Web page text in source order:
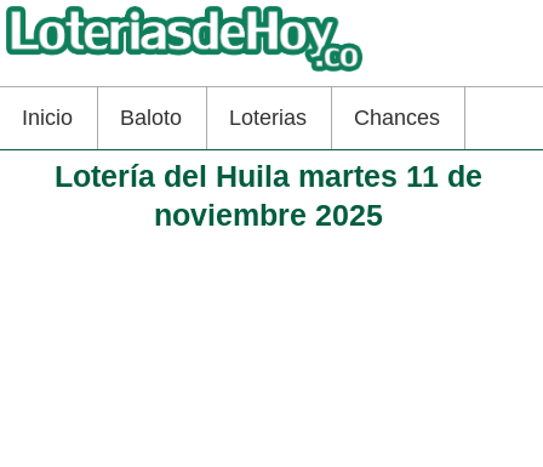
Inicio Baloto Loterias Chances
Lotería del Huila martes 11 de
noviembre 2025